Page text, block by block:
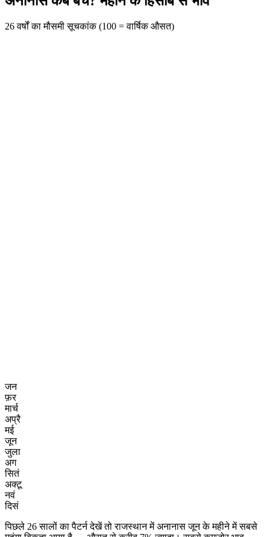
26 वर्षों का मौसमी सूचकांक (100 = वार्षिक औसत)
जन
फ़र
मार्च
अप्रै
मई
जून
जुला
अग
सितं
अक्टू
नवं
दिसं
पिछले 26 सालों का पैटर्न देखें तो राजस्थान में अनानास जून के महीने में सबसे